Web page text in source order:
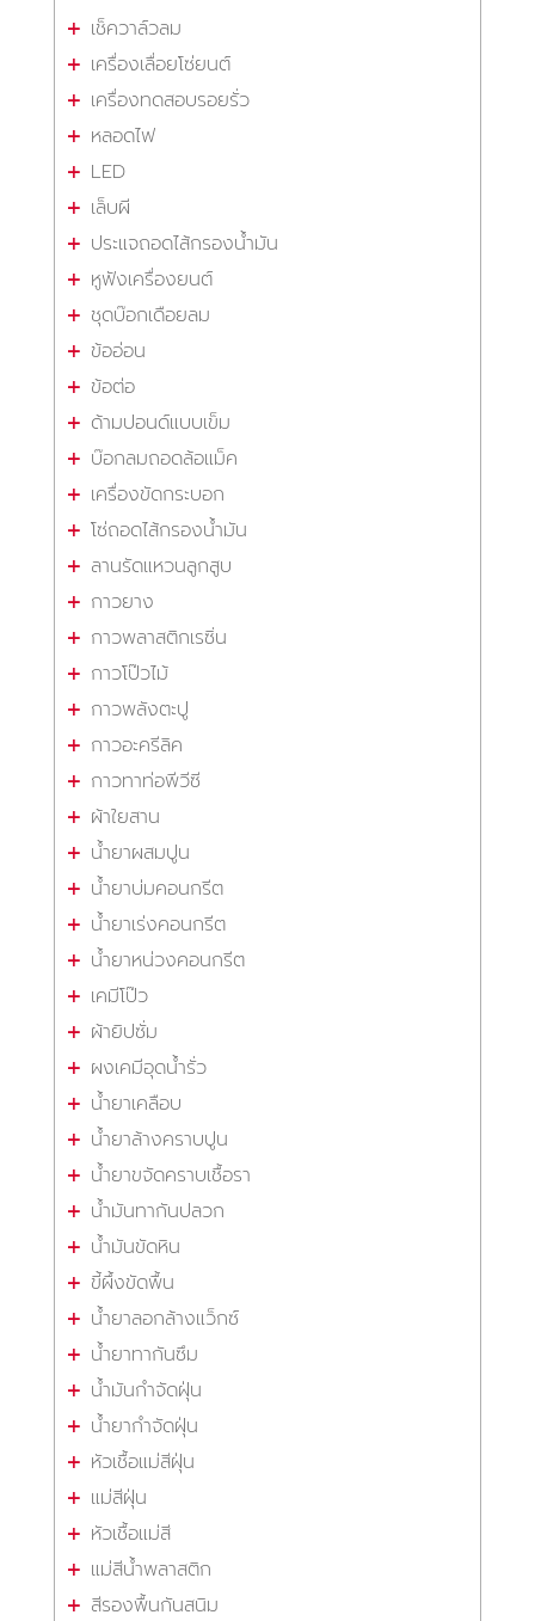
เช็ควาล์วลม
เครื่องเลื่อยโซ่ยนต์
เครื่องทดสอบรอยรั่ว
หลอดไฟ
LED
เล็บผี
ประแจถอดไส้กรองน้ำมัน
หูฟังเครื่องยนต์
ชุดบ๊อกเดือยลม
ข้ออ่อน
ข้อต่อ
ด้ามปอนด์แบบเข็ม
บ๊อกลมถอดล้อแม็ค
เครื่องขัดกระบอก
โซ่ถอดไส้กรองน้ำมัน
ลานรัดแหวนลูกสูบ
กาวยาง
กาวพลาสติกเรซิ่น
กาวโป๊วไม้
กาวพลังตะปู
กาวอะครีลิค
กาวทาท่อพีวีซี
ผ้าใยสาน
น้ำยาผสมปูน
น้ำยาบ่มคอนกรีต
น้ำยาเร่งคอนกรีต
น้ำยาหน่วงคอนกรีต
เคมีโป๊ว
ผ้ายิปซั่ม
ผงเคมีอุดน้ำรั่ว
น้ำยาเคลือบ
น้ำยาล้างคราบปูน
น้ำยาขจัดคราบเชื้อรา
น้ำมันทากันปลวก
น้ำมันขัดหิน
ขี้ผึ้งขัดพื้น
น้ำยาลอกล้างแว็กซ์
น้ำยาทากันซึม
น้ำมันกำจัดฝุ่น
น้ำยากำจัดฝุ่น
หัวเชื้อแม่สีฝุ่น
แม่สีฝุ่น
หัวเชื้อแม่สี
แม่สีน้ำพลาสติก
สีรองพื้นกันสนิม